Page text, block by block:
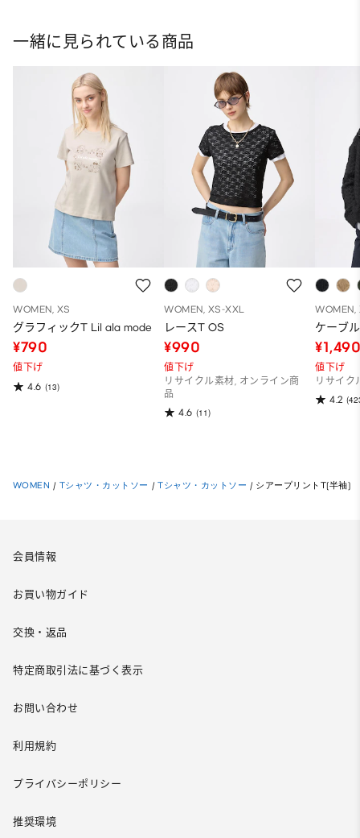
一緒に見られている商品
WOMEN, XS
グラフィックT Lil ala mode
¥790
値下げ
4.6 (13)
WOMEN, XS-XXL
レースT OS
¥990
値下げ
リサイクル素材, オンライン商
品
4.6 (11)
WOMEN,
ケーブ
値下げ
リサイク
4.2
WOMEN / Tシャツ・カットソー / Tシャツ・カットソー / シアープリントT(半袖)
会員情報
お買い物ガイド
交換・返品
特定商取引法に基づく表示
お問い合わせ
利用規約
プライバシーポリシー
推奨環境